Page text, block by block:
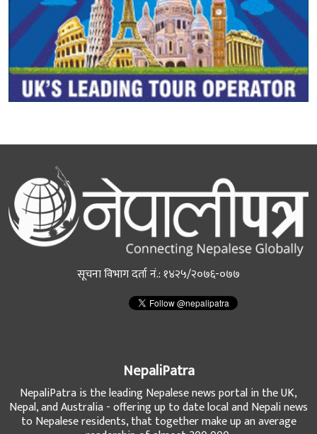
सूचना विभाग दर्ता नं.: १४२५/२०७६-०७७
NepaliPatra
NepaliPatra is the leading Nepalese news portal in the UK,
Nepal, and Australia - offering up to date local and Nepali news
to Nepalese residents, that together make up an average